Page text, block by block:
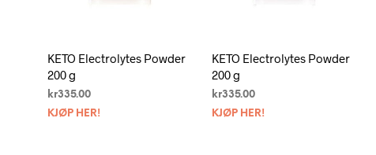
KETO Electrolytes Powder
200 g
kr335.00
KJØP HER!
KETO Electrolytes Powder
200 g
kr335.00
KJØP HER!